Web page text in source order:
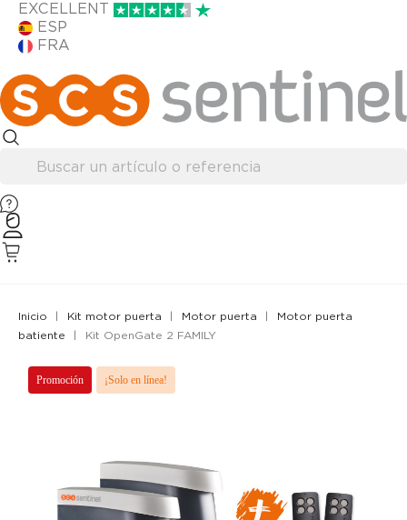
EXCELLENT
ESP
FRA
Inicio Kit motor puerta Motor puerta
Motor puerta
batiente
Kit OpenGate 2 FAMILY
Promoción ¡Solo en línea!